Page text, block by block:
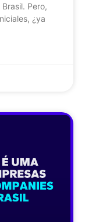
Pero,
¿ya